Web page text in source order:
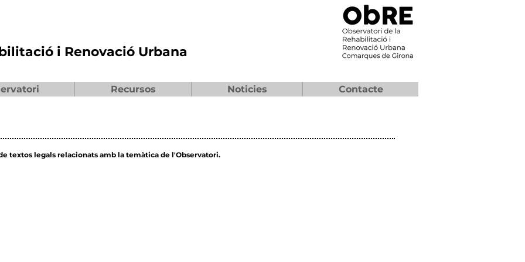
i Renovació Urbana
Recursos Noticies Contacte
textos legals relacionats amb la temàtica de l'Observatori.